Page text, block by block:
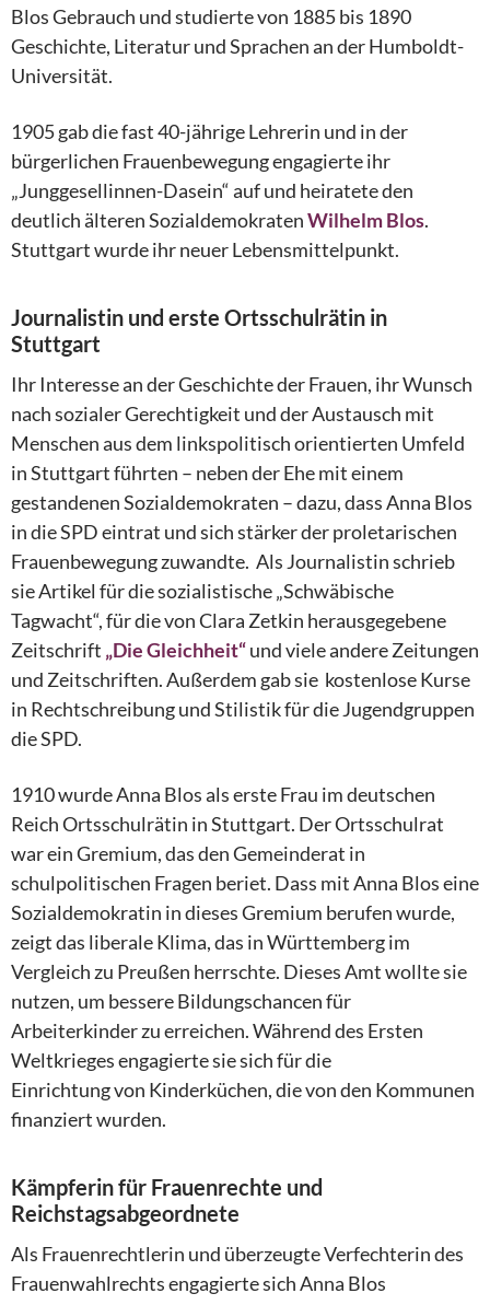
Blos Gebrauch und studierte von 1885 bis 1890
Geschichte, Literatur und Sprachen an der Humboldt-
Universität.
1905 gab die fast 40-jährige Lehrerin und in der
bürgerlichen Frauenbewegung engagierte ihr
„Junggesellinnen-Dasein“ auf und heiratete den
deutlich älteren SozialdemokratenWilhelm Blos.
Stuttgart wurde ihr neuer Lebensmittelpunkt.
Journalistin und erste Ortsschulrätin in
Stuttgart
Ihr Interesse an der Geschichte der Frauen, ihr Wunsch
nach sozialer Gerechtigkeit und der Austausch mit
Menschen aus dem linkspolitisch orientierten Umfeld
in Stuttgart führten – neben der Ehe mit einem
gestandenen Sozialdemokraten – dazu, dass Anna Blos
in die SPD eintrat und sich stärker der proletarischen
Frauenbewegung zuwandte. Als Journalistin schrieb
sie Artikel für die sozialistische „Schwäbische
Tagwacht“, für die von Clara Zetkin herausgegebene
Zeitschrift „Die Gleichheit“und viele andere Zeitungen
und Zeitschriften. Außerdem gab sie kostenlose Kurse
in Rechtschreibung und Stilistik für die Jugendgruppen
die SPD.
1910 wurde Anna Blos als erste Frau im deutschen
Reich Ortsschulrätin in Stuttgart. Der Ortsschulrat
war ein Gremium, das den Gemeinderat in
schulpolitischen Fragen beriet. Dass mit Anna Blos eine
Sozialdemokratin in dieses Gremium berufen wurde,
zeigt das liberale Klima, das in Württemberg im
Vergleich zu Preußen herrschte. Dieses Amt wollte sie
nutzen, um bessere Bildungschancen für
Arbeiterkinder zu erreichen. Während des Ersten
Weltkrieges engagierte sie sich für die
Einrichtung von Kinderküchen, die von den Kommunen
finanziert wurden.
Kämpferin für Frauenrechte und
Reichstagsabgeordnete
Als Frauenrechtlerin und überzeugte Verfechterin des
Frauenwahlrechts engagierte sich Anna Blos